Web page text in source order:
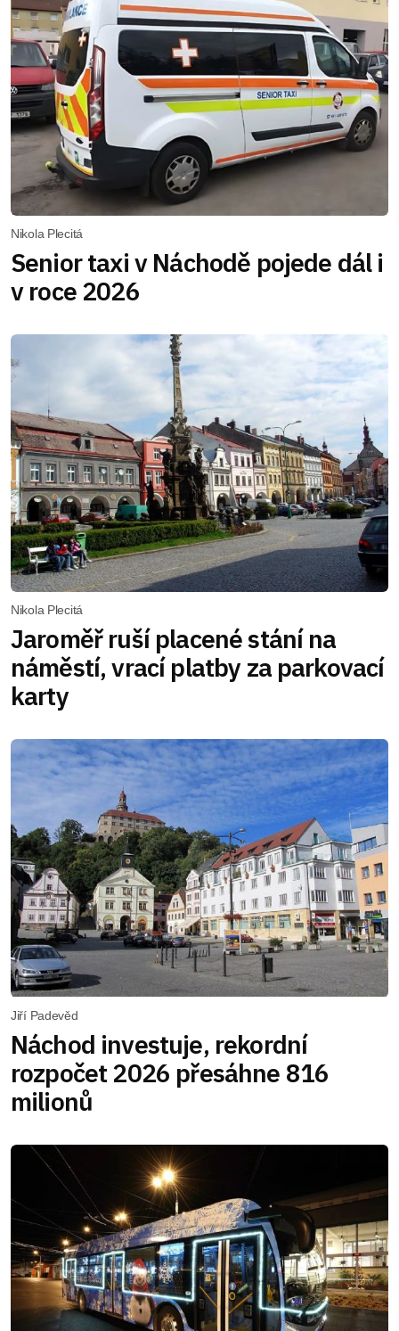
Nikola Plecitá
Senior taxi v Náchodě pojede dál i
v roce 2026
Nikola Plecitá
Jaroměř ruší placené stání na
náměstí, vrací platby za parkovací
karty
Jiří Padevěd
Náchod investuje, rekordní
rozpočet 2026 přesáhne 816
milionů